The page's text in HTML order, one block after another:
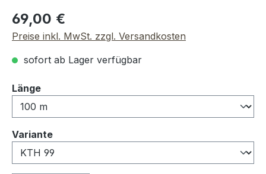
Regulärer Preis:
69,00 €
Preise inkl. MwSt. zzgl. Versandkosten
sofort ab Lager verfügbar
Längeauswählen
Varianteauswählen